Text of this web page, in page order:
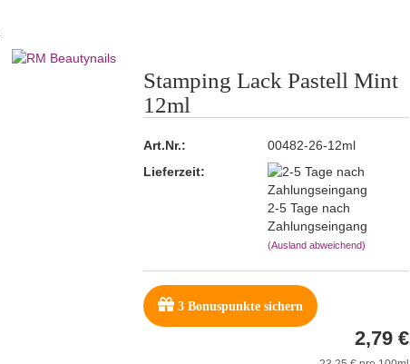
Stamping Lack Pastell Mint
12ml
Art.Nr.:
00482-26-12ml
Lieferzeit:
2-5 Tage nach
Zahlungseingang
(Ausland abweichend)
3Bonuspunkte sichern
2,79 €